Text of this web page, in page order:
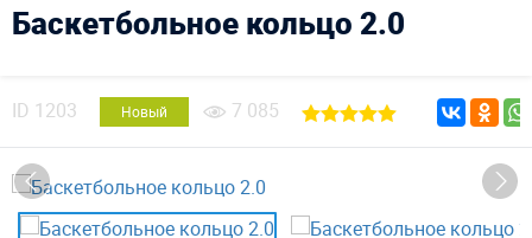
Баскетбольное кольцо 2.0
ID 1203 Новый 7 085